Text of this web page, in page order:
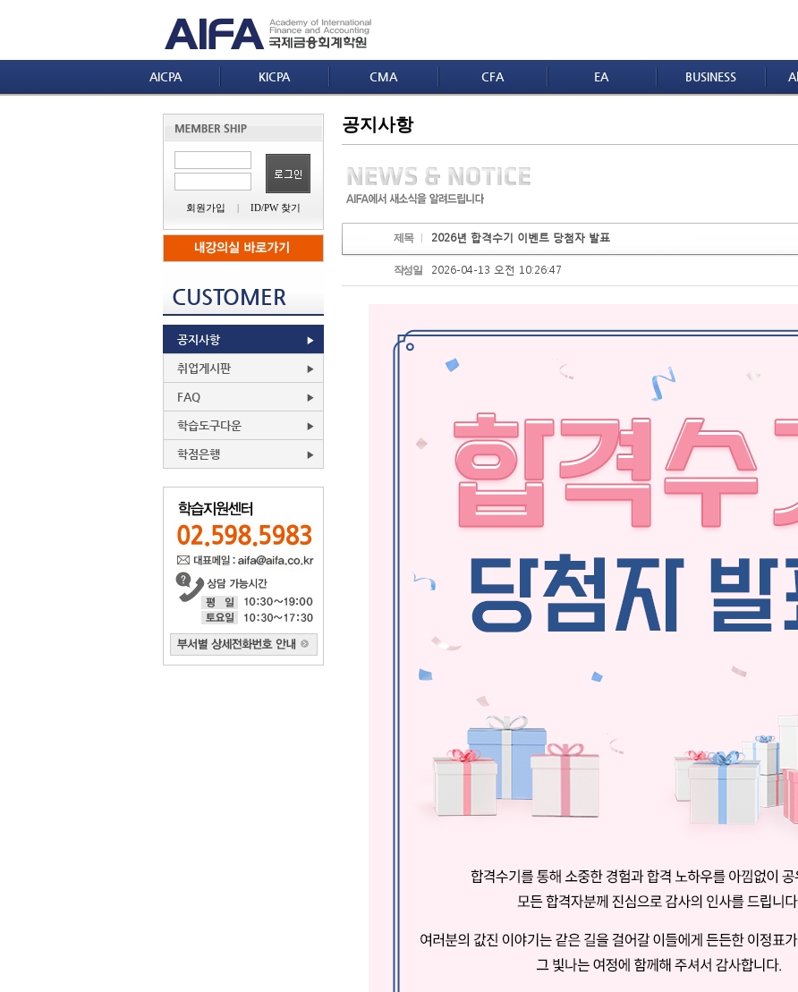
AICPA KICPA CMA CFA EA BUSINESS
회원가입 | ID/PW 찾기
CUSTOMER
공지사항
취업게시판
FAQ
학습도구다운
학점은행
공지사항
제목 2026년 합격수기 이벤트 당첨자 발표
작성일 2026-04-13 오전 10:26:47